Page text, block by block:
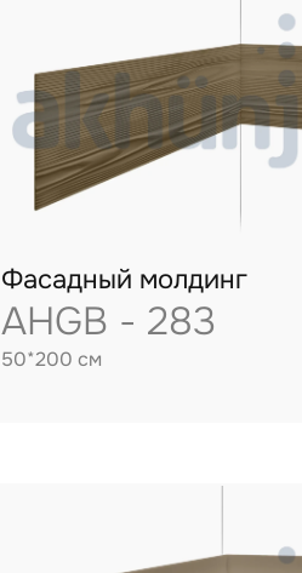
Фасадный молдинг
AHGB - 283
50*200 см